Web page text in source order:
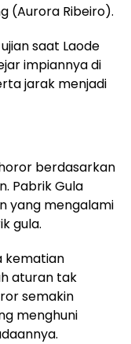
(Aurora Ribeiro).
saat Laode
impiannya di
jarak menjadi
berdasarkan
Pabrik Gula
yang mengalami
gula.
kematian
aturan tak
semakin
menghuni